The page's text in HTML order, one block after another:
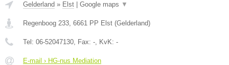
Gelderland » Elst Google maps ▼
Regenboog 233, 6661 PP Elst (Gelderland)
Tel: 06-52047130, Fax: -, KvK: -
E-mail › HG-nus Mediation